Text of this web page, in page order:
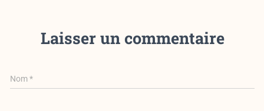
Laisser un commentaire
Nom*